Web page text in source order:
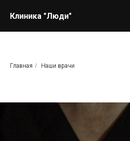
Клиника "Люди"
Главная / Наши врачи